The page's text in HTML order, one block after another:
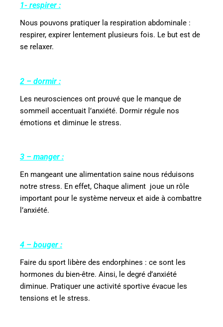
1- respirer :
Nous pouvons pratiquer la respiration abdominale :
respirer, expirer lentement plusieurs fois. Le but est de
se relaxer.
2 – dormir :
Les neurosciences ont prouvé que le manque de
sommeil accentuait l’anxiété. Dormir régule nos
émotions et diminue le stress.
3 – manger :
En mangeant une alimentation saine nous réduisons
notre stress. En effet, Chaque aliment joue un rôle
important pour le système nerveux et aide à combattre
l’anxiété.
4 – bouger :
Faire du sport libère des endorphines : ce sont les
hormones du bien-être. Ainsi, le degré d’anxiété
diminue. Pratiquer une activité sportive évacue les
tensions et le stress.